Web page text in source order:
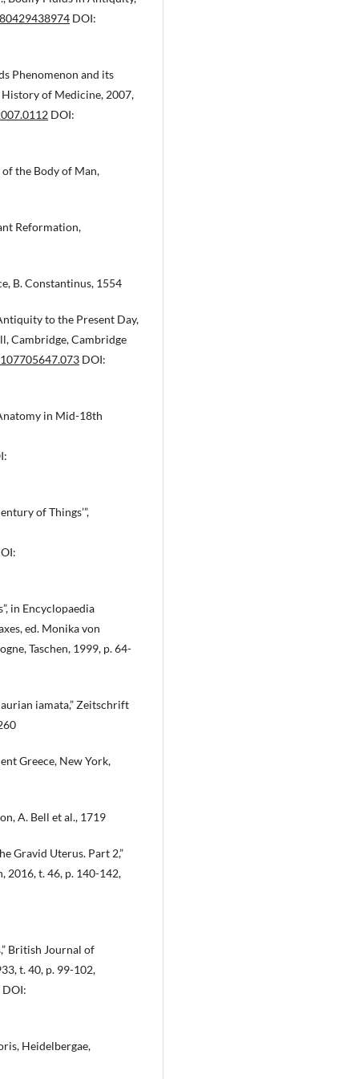
DOI:
Phenomenon and its
of Medicine, 2007,
DOI:
the Body of Man,
Reformation,
B. Constantinus, 1554
to the Present Day,
Cambridge, Cambridge
DOI:
in Mid-18th
of Things’”,
in Encyclopaedia
ed. Monika von
Taschen, 1999, p. 64-
iamata,” Zeitschrift
Greece, New York,
A. Bell et al., 1719
Gravid Uterus. Part 2,”
2016, t. 46, p. 140-142,
British Journal of
t. 40, p. 99-102,
DOI:
Heidelbergae,